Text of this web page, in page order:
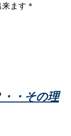
ます＊
・その理